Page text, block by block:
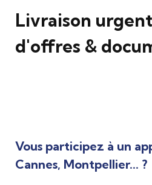
Livraison
d'offres &
Vous participez à un
Cannes, Montpellier... ?